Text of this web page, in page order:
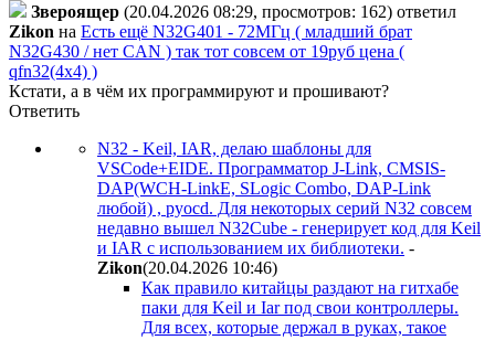
Звepoящep (20.04.2026 08:29, просмотров: 162) ответил
Zikon на Есть ещё N32G401 - 72МГц ( младший брат
N32G430 / нет CAN ) так тот совсем от 19руб цена (
qfn32(4x4) )
Кстати, а в чём их программируют и прошивают?
Ответить
N32 - Keil, IAR, делаю шаблоны для
VSCode+EIDE. Программатор J-Link, CMSIS-
DAP(WCH-LinkE, SLogic Combo, DAP-Link
любой) , pyocd. Для некоторых серий N32 совсем
недавно вышел N32Cube - генерирует код для Keil
и IAR с использованием их библиотеки. -
Zikon(20.04.2026 10:46)
Как правило китайцы раздают на гитхабе
паки для Keil и Iar под свои контроллеры.
Для всех, которые держал в руках, такое